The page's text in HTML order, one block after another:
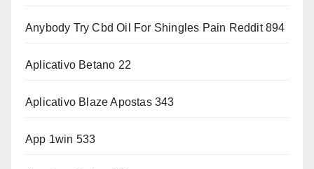
Anybody Try Cbd Oil For Shingles Pain Reddit 894
Aplicativo Betano 22
Aplicativo Blaze Apostas 343
App 1win 533